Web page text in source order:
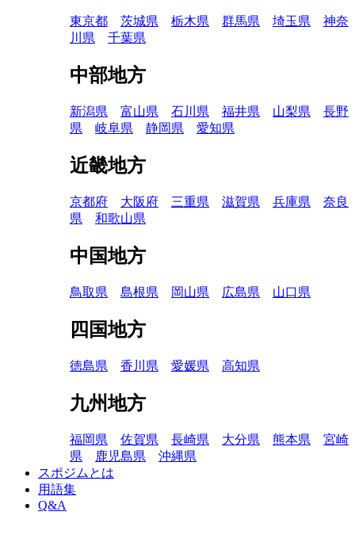
東京都 茨城県 栃木県 群馬県 埼玉県
神奈
川県
千葉県
中部地方
新潟県 富山県 石川県 福井県 山梨県
長野
県
岐阜県 静岡県 愛知県
近畿地方
京都府 大阪府 三重県 滋賀県 兵庫県
奈良
県
和歌山県
中国地方
鳥取県 島根県 岡山県 広島県 山口県
四国地方
徳島県 香川県 愛媛県 高知県
九州地方
福岡県 佐賀県 長崎県 大分県 熊本県
宮崎
県
鹿児島県
沖縄県
スポジムとは
用語集
Q&A